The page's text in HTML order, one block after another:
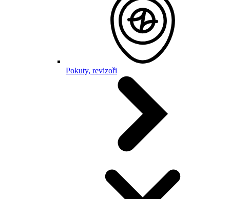
Pokuty, revizoři